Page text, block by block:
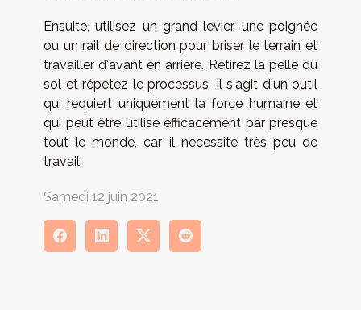
Ensuite, utilisez un grand levier, une poignée
ou un rail de direction pour briser le terrain et
travailler d'avant en arrière. Retirez la pelle du
sol et répétez le processus. Il s'agit d'un outil
qui requiert uniquement la force humaine et
qui peut être utilisé efficacement par presque
tout le monde, car il nécessite très peu de
travail.
Samedi 12 juin 2021